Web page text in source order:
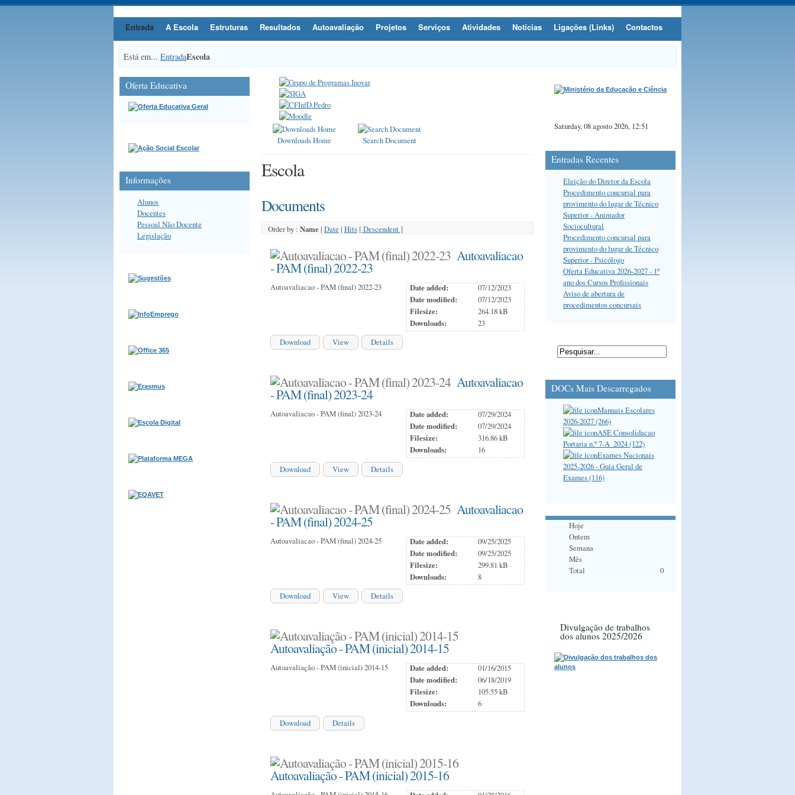
Entrada A Escola Estruturas Resultados Autoavaliação Projetos Serviços Atividades Notícias Ligações (Links) Contactos
Está em... EntradaEscola
Downloads Home Search Document
Escola
Documents
Order by : Name| Date | Hits [ Descendent ]
Autoavaliacao
- PAM (final) 2022-23
Date added:
07/12/2023
Date modified:
07/12/2023
Filesize:
264.18 kB
Downloads:
23
Autoavaliacao - PAM (final) 2022-23
Download View Details
Autoavaliacao
- PAM (final) 2023-24
Date added:
07/29/2024
Date modified:
07/29/2024
Filesize:
316.86 kB
Downloads:
16
Autoavaliacao - PAM (final) 2023-24
Download View Details
Autoavaliacao
- PAM (final) 2024-25
Date added:
09/25/2025
Date modified:
09/25/2025
Filesize:
299.81 kB
Downloads:
8
Autoavaliacao - PAM (final) 2024-25
Download View Details
Autoavaliação - PAM (inicial) 2014-15
Date added:
01/16/2015
Date modified:
06/18/2019
Filesize:
105.55 kB
Downloads:
6
Autoavaliação - PAM (inicial) 2014-15
Download Details
Autoavaliação - PAM (inicial) 2015-16
Oferta Educativa
Informações
Alunos
Docentes
Pessoal Não Docente
Legislação
Saturday, 08 agosto 2026, 12:51
Entradas Recentes
Eleição do Diretor da Escola
Procedimento concursal para
provimento do lugar de Técnico
Superior - Animador
Sociocultural
Procedimento concursal para
provimento do lugar de Técnico
Superior - Psicólogo
Oferta Educativa 2026-2027 - 1º
ano dos Cursos Profissionais
Aviso de abertura de
procedimentos concursais
DOCs Mais Descarregados
Manuais Escolares
2026-2027 (266)
ASE Consolidacao
Portaria n.º 7-A_2024 (122)
Exames Nacionais
2025-2026 - Guia Geral de
Exames (116)
Hoje
Ontem
Semana
Mês
Total
0
Divulgação de trabalhos
dos alunos 2025/2026